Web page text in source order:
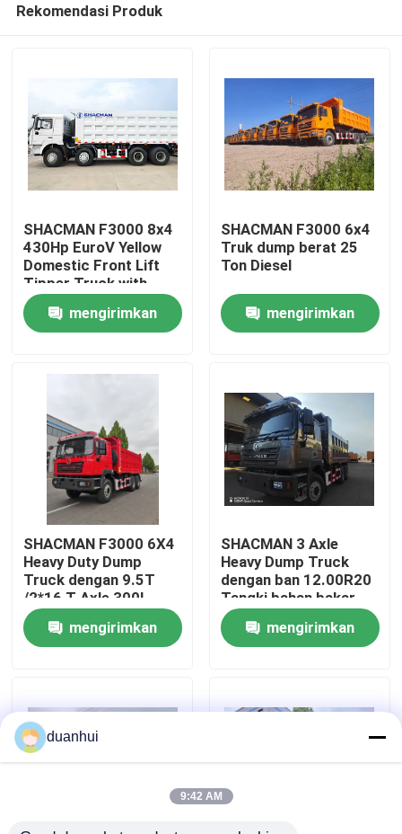
Rumah
Tentang kami
Tur Pabrik
Kontrol kualitas
Hubungi Kami
Permintaan Penawaran
Truk Dump Berat
Rekomendasi Produk
SHACMAN F3000 8x4
430Hp EuroV Yellow
Domestic Front Lift
Tipper Truck with
300L Fuel Tank and
12.00R20 Tires
mengirimkan
SHACMAN F3000 6x4
Truk dump berat 25
Ton Diesel
mengirimkan
SHACMAN F3000 6X4
Heavy Duty Dump
Truck dengan 9.5T
/2*16 T Axle 300L
Tank Bahan Bakar dan
3775+1400 mm
Wheelbase
mengirimkan
SHACMAN 3 Axle
Heavy Dump Truck
dengan ban 12.00R20
Tangki bahan bakar
400L dan transmisi
manual 430HP EuroII
25 Ton
mengirimkan
duanhui
9:42 AM